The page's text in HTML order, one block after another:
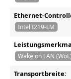
Ethernet-
Intel I219-LM
Wake on LAN
Transportbreite: